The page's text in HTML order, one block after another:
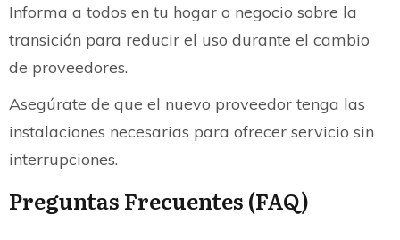
Informa a todos en tu hogar o negocio sobre la
transición para reducir el uso durante el cambio
de proveedores.
Asegúrate de que el nuevo proveedor tenga las
instalaciones necesarias para ofrecer servicio sin
interrupciones.
Preguntas Frecuentes (FAQ)